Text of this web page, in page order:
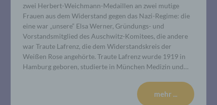
zwei Herbert-Weichmann-Medaillen an zwei mutige
Frauen aus dem Widerstand gegen das Nazi-Regime: die
eine war „unsere“ Elsa Werner, Gründungs- und
Vorstandsmitglied des Auschwitz-Komitees, die andere
war Traute Lafrenz, die dem Widerstandskreis der
Weißen Rose angehörte. Traute Lafrenz wurde 1919 in
Hamburg geboren, studierte in München Medizin und…
mehr ...